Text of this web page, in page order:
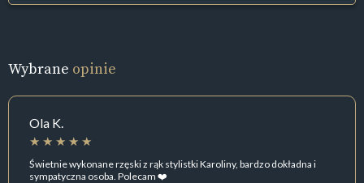
Wybrane opinie
Ola K.
Świetnie wykonane rzęski z rąk stylistki Karoliny, bardzo dokładna i
sympatyczna osoba. Polecam ❤️